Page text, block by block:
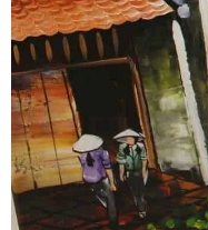
Même si vous n'êtes
tous artistes
beauté deces
authentiques ,
celle de
la relation
humainenée tout
des circuits
Capannam